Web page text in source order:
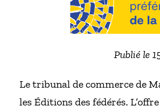
Publié le
Le tribunal de commerce de
les Éditions des fédérés.